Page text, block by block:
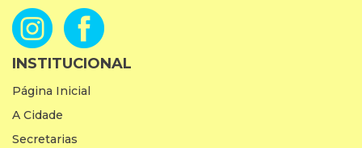
INSTITUCIONAL
Página Inicial
A Cidade
Secretarias